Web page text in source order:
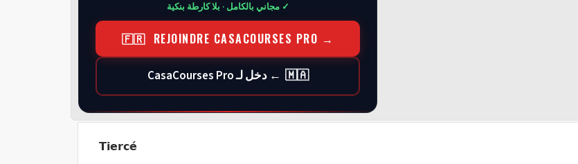
✓ مجاني بالكامل · بلا كارطة بنكية
🇫🇷 REJOINDRE CASACOURSES PRO →
🇲🇦 ← دخل لـ CasaCourses Pro
Tiercé